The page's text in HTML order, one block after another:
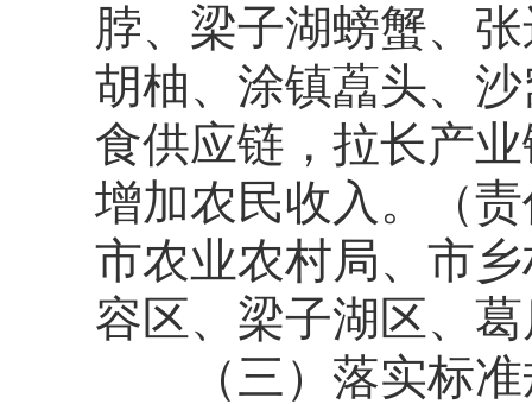
脖、梁子湖螃蟹、
胡柚、涂镇藠头、
食供应链， 拉长产
增加农民收入。
（
市农业农村局、市
容区、梁子湖区、
（三）落实标